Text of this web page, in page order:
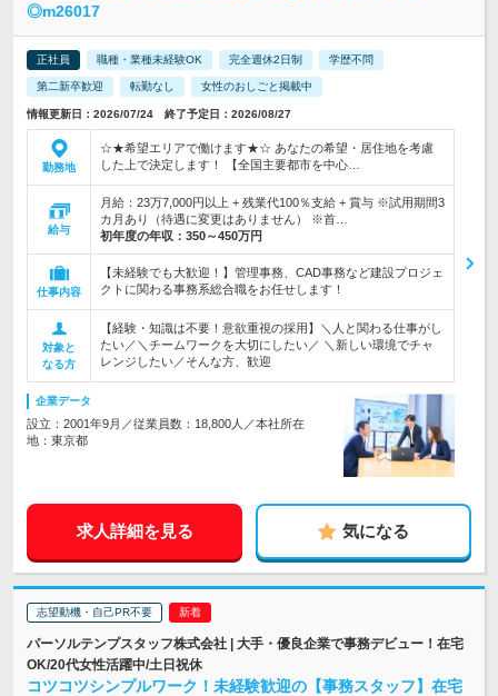
◎m26017
正社員 職種・業種未経験OK 完全週休2日制 学歴不問
第二新卒歓迎 転勤なし 女性のおしごと掲載中
情報更新日：2026/07/24 終了予定日：2026/08/27
勤務地
☆★希望エリアで働けます★☆ あなたの希望・居住地を考慮
した上で決定します！ 【全国主要都市を中心…
給与
月給：23万7,000円以上 + 残業代100％支給 + 賞与 ※試用期間3
カ月あり（待遇に変更はありません） ※首…
初年度の年収： 350～450万円
仕事内容
【未経験でも大歓迎！】管理事務、CAD事務など建設プロジェ
クトに関わる事務系総合職をお任せします！
対象と
なる方
【経験・知識は不要！意欲重視の採用】＼人と関わる仕事がし
たい／＼チームワークを大切にしたい／ ＼新しい環境でチャ
レンジしたい／そんな方、歓迎
企業データ
設立：2001年9月／従業員数：18,800人／本社所在
地：東京都
求人詳細を見る 気になる
志望動機・自己PR不要
パーソルテンプスタッフ株式会社 | 大手・優良企業で事務デビュー！在宅
OK/20代女性活躍中/土日祝休
コツコツシンプルワーク！未経験歓迎の【事務スタッフ】在宅